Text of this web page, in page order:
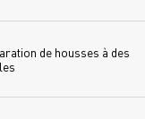
de housses à des